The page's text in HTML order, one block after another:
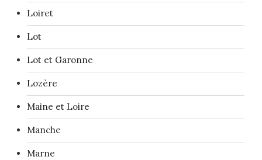
Loiret
Lot
Lot et Garonne
Lozère
Maine et Loire
Manche
Marne